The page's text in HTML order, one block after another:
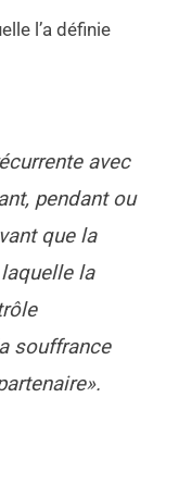
l’a définie
avec
pendant ou
que la
la
souffrance